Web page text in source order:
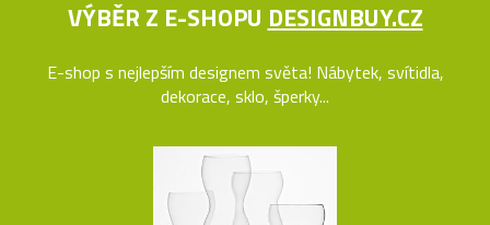
VÝBĚR Z E-SHOPU DESIGNBUY.CZ
E-shop s nejlepším designem světa! Nábytek, svítidla,
dekorace, sklo, šperky...